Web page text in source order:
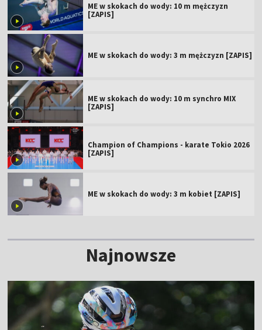
ME w skokach do wody: 10 m mężczyzn
[ZAPIS]
ME w skokach do wody: 3 m mężczyzn [ZAPIS]
ME w skokach do wody: 10 m synchro MIX
[ZAPIS]
Champion of Champions - karate Tokio 2026
[ZAPIS]
ME w skokach do wody: 3 m kobiet [ZAPIS]
Najnowsze